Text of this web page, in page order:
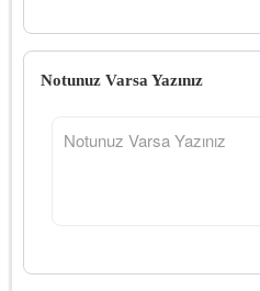
Notunuz Varsa Yazınız